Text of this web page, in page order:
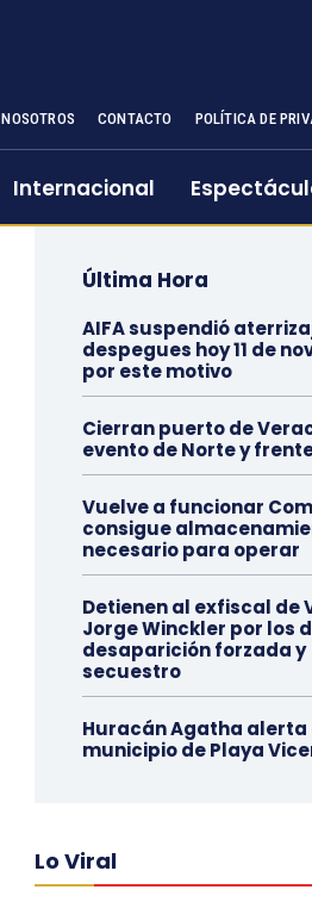
NOSOTROS CONTACTO POLÍTICA DE
Internacional
Última Hora
AIFA suspendió
despegues hoy 11 de
por este motivo
Cierran puerto de
evento de Norte y
Vuelve a funcionar
consigue
necesario para operar
Detienen al exfiscal de
Jorge Winckler por los
desaparición forzada y
secuestro
Huracán Agatha alerta
municipio de Playa
Lo Viral